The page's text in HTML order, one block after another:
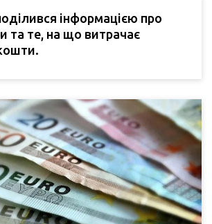
інформацією про
та те, на що витрачає